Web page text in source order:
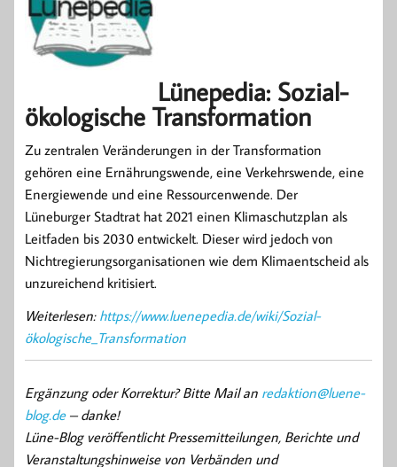
Lünepedia: Sozial-
ökologische Transformation
Zu zentralen Veränderungen in der Transformation
gehören eine Ernährungswende, eine Verkehrswende, eine
Energiewende und eine Ressourcenwende. Der
Lüneburger Stadtrat hat 2021 einen Klimaschutzplan als
Leitfaden bis 2030 entwickelt. Dieser wird jedoch von
Nichtregierungsorganisationen wie dem Klimaentscheid als
unzureichend kritisiert.
Weiterlesen: https://www.luenepedia.de/wiki/Sozial-
ökologische_Transformation
Ergänzung oder Korrektur? Bitte Mail an redaktion@luene-
blog.de– danke!
Lüne-Blog veröffentlicht Pressemitteilungen, Berichte und
Veranstaltungshinweise von Verbänden und